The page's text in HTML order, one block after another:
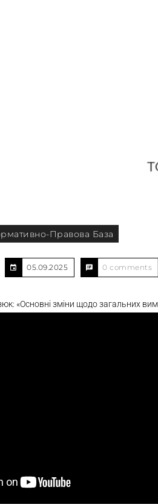
Правова База
05.09.2025 0 comments
«Основні зміни щодо загальних